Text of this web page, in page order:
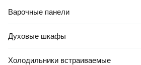
Варочные панели
Духовые шкафы
Холодильники встраиваемые